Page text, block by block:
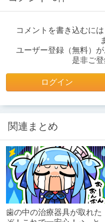
コメントを書き込むに
ユーザー登録（無料）
是非ご登
ログイン
関連まとめ
歯の中の治療器具が取れた